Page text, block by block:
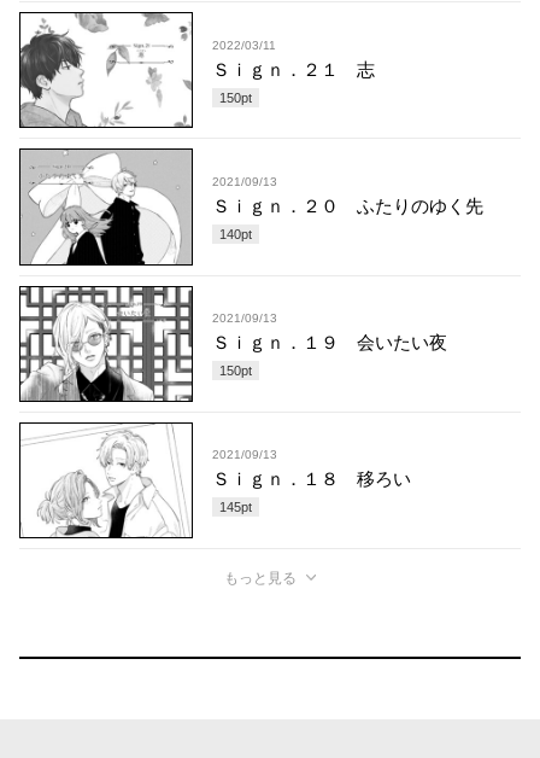
2022/03/11
Ｓｉｇｎ．２１ 志
150pt
2021/09/13
Ｓｉｇｎ．２０ ふたりのゆく先
140pt
2021/09/13
Ｓｉｇｎ．１９ 会いたい夜
150pt
2021/09/13
Ｓｉｇｎ．１８ 移ろい
145pt
もっと見る